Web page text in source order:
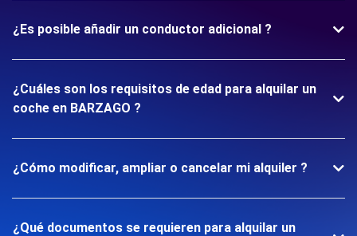
¿Es posible añadir un conductor adicional ?
¿Cuáles son los requisitos de edad para alquilar un
coche en BARZAGO ?
¿Cómo modificar, ampliar o cancelar mi alquiler ?
¿Qué documentos se requieren para alquilar un